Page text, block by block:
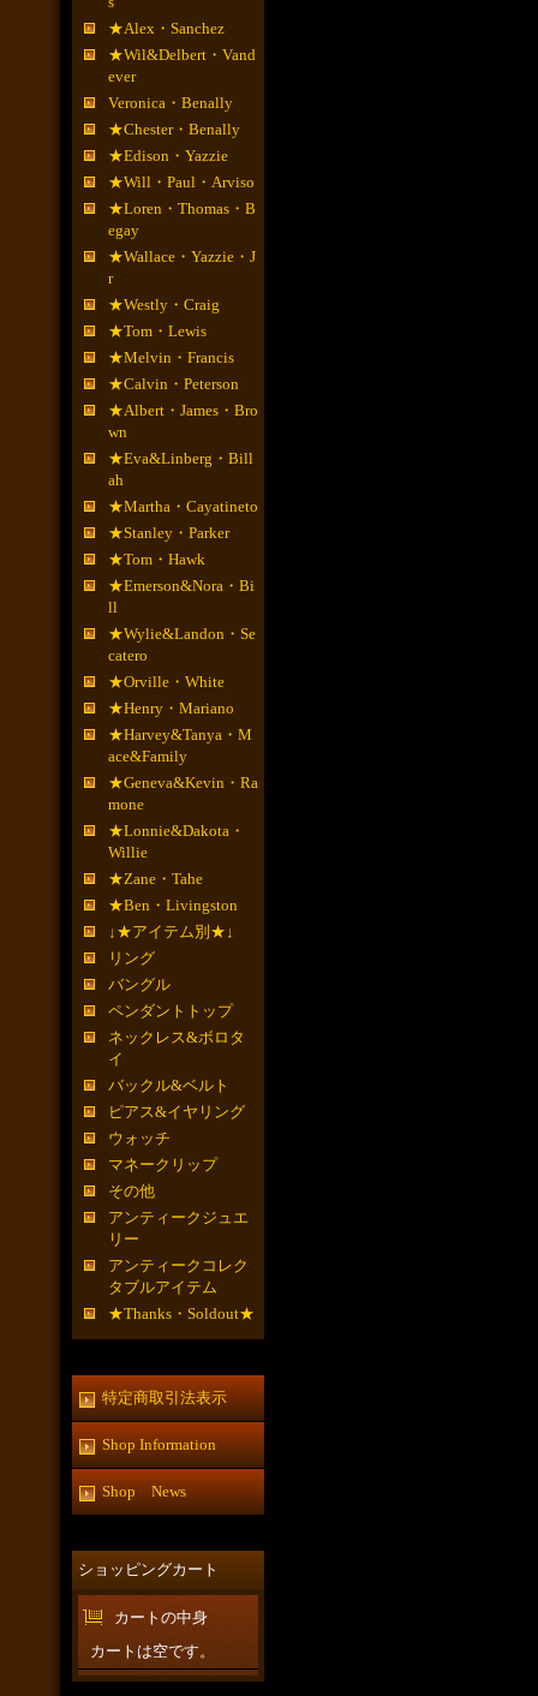
★Alex・Sanchez
★Wil&Delbert・Vand
ever
Veronica・Benally
★Chester・Benally
★Edison・Yazzie
★Will・Paul・Arviso
★Loren・Thomas・B
egay
★Wallace・Yazzie・J
r
★Westly・Craig
★Tom・Lewis
★Melvin・Francis
★Calvin・Peterson
★Albert・James・Bro
wn
★Eva&Linberg・Bill
ah
★Martha・Cayatineto
★Stanley・Parker
★Tom・Hawk
★Emerson&Nora・Bi
ll
★Wylie&Landon・Se
catero
★Orville・White
★Henry・Mariano
★Harvey&Tanya・M
ace&Family
★Geneva&Kevin・Ra
mone
★Lonnie&Dakota・
Willie
★Zane・Tahe
★Ben・Livingston
↓★アイテム別★↓
リング
バングル
ペンダントトップ
ネックレス&ボロタ
イ
バックル&ベルト
ピアス&イヤリング
ウォッチ
マネークリップ
その他
アンティークジュエ
リー
アンティークコレク
タブルアイテム
★Thanks・Soldout★
特定商取引法表示
Shop Information
Shop News
ショッピングカート
カートの中身
カートは空です。